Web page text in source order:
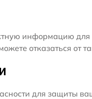
информацию для
отказаться от
для защиты